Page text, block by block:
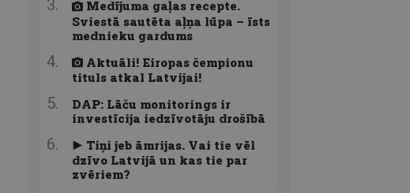
Medījuma gaļas recepte.
Sviestā sautēta aļņa lūpa – īsts
mednieku gardums
Aktuāli! Eiropas čempionu
tituls atkal Latvijai!
DAP: Lāču monitorings ir
investīcija iedzīvotāju drošībā
Tiņi jeb āmrijas. Vai tie vēl
dzīvo Latvijā un kas tie par
zvēriem?